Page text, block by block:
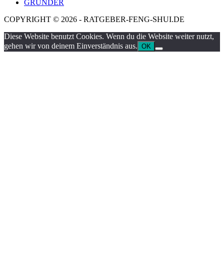
GRÜNDER
COPYRIGHT © 2026 - RATGEBER-FENG-SHUI.DE
Diese Website benutzt Cookies. Wenn du die Website weiter nutzt,
gehen wir von deinem Einverständnis aus. OK